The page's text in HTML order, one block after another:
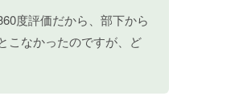
度評価だから、部下から
こなかったのですが、ど